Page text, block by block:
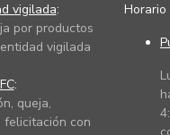
vigilada:
por productos
vigilada
:
queja,
felicitación con
Horario